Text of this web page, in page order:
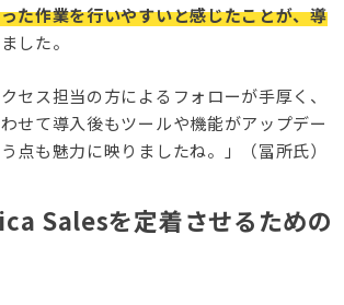
た作業を行いやすいと感じたことが、導
した。
セス担当の方によるフォローが手厚く、
せて導入後もツールや機能がアップデー
点も魅力に映りましたね。」（冨所氏）
Salesを定着させるための